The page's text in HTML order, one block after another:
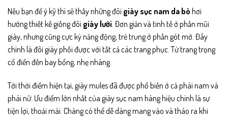
Nếu bạn để ý kỹ thì sẽ thấy những đôi giày sục nam da bò hơi
hướng thiết kế giống đôi giày lười. Đơn giản và tinh tế ở phần mũi
giày, nhưng cũng cực kỳ năng động, trẻ trung ở phần gót mở. Đây
chính là đôi giày phối được với tất cả các trang phục. Từ trang trọng
cổ điển đến bay bổng, nhẹ nhàng.
Tới thời điểm hiện tại, giày mules đã được phổ biến ở cả phái nam và
phái nữ. Ưu điểm lớn nhất của giày sục nam hàng hiệu chính là sự
tiện lợi, thoải mái. Chàng có thể dễ dàng mang vào và tháo ra khi